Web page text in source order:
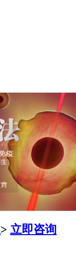
> 立即咨询